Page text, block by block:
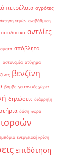
πετρέλαιο αγρότες
ατμών αναβάθμιση
αντλίες
απόβλητα
αστυνομία ατύχημα
βενζίνη
βόμβα γειτονικές χώρες
δηλώσεις διάρρηξη
δόση δώρα
εμπόριο ενεργειακή κρίση
επιδότηση